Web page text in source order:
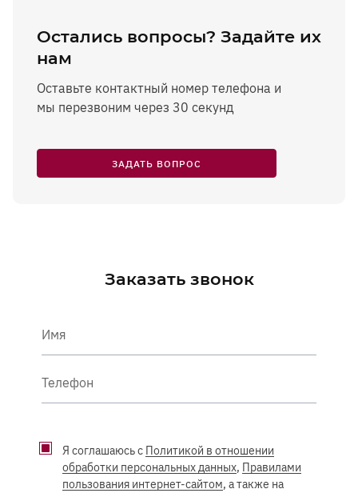
Остались вопросы? Задайте их
нам
Оставьте контактный номер телефона и
мы перезвоним через 30 секунд
ЗАДАТЬ ВОПРОС
Заказать звонок
Имя
Телефон
Я соглашаюсь с Политикой в отношении
обработки персональных данных, Правилами
пользования интернет-сайтом, а также на